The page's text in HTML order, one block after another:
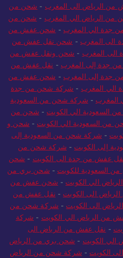
الرياض الى المغرب - شحن من
من الرياض الي المغرب - شحن من
جدة الي المغرب - شحن عفش من
الى المغرب - شحن نقل عفش من
المغرب - شحن ونقل عفش من
جدة إلى المغرب - نقل عفش من
جدة إلى المغرب - شحن عفش من
المغرب - شركة شحن من جدة
المغرب - شركة شحن من السعودية
السعودية الي الكويت - شحن من
من السعودية الي الكويت - شحن و
- شركة شحن من السعودية إلى
إلى الكويت - شركة شحن من
عفش من جدة الى الكويت - شحن
السعودية للكويت - شحن بري من
الي الكويت - شحن عفش من
الى الكويت - نقل عفش من
الى الكويت - شركة شحن من
من الرياض الي الكويت - شركة
- نقل عفش من الرياض الى
الكويت - شحن بري من الرياض
الكويت - شركة شحن من الرياض